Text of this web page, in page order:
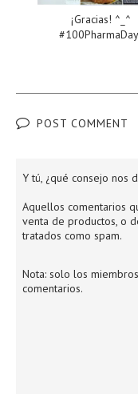
¡Gracias! ^_^
POST COMMENT
Y tú, ¿qué consejo nos
Aquellos comentarios
venta de productos, o
tratados como spam.
Nota: solo los
comentarios.